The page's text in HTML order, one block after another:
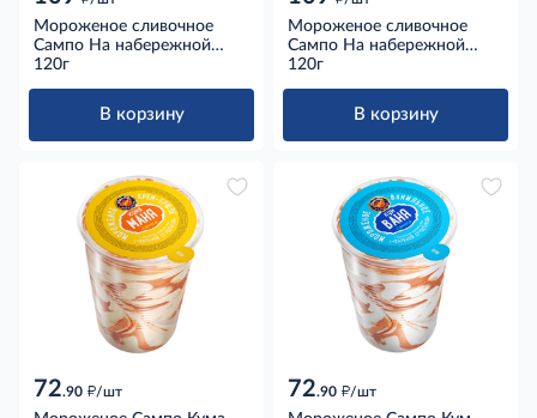
Мороженое сливочное
Сампо На набережной
пластиковый стаканчик
120г
В корзину
Мороженое сливочное
Сампо На набережной
пластиковый стаканчик
120г
В корзину
72.90 д/шт 72.90 д/шт